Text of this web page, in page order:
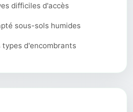
difficiles d'accès
sous-sols humides
types d'encombrants